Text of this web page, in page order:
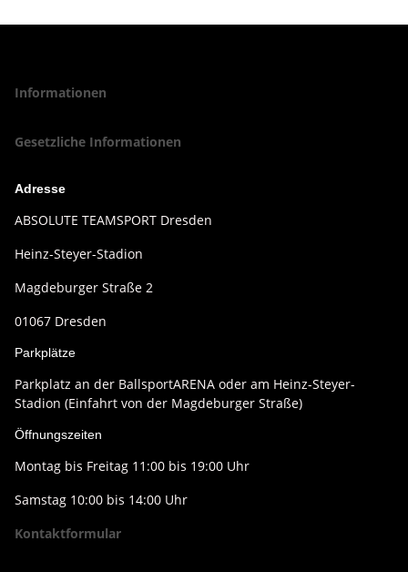
Informationen
Gesetzliche Informationen
Adresse
ABSOLUTE TEAMSPORT Dresden
Heinz-Steyer-Stadion
Magdeburger Straße 2
01067 Dresden
Parkplätze
Parkplatz an der BallsportARENA oder am Heinz-Steyer-
Stadion (Einfahrt von der Magdeburger Straße)
Öffnungszeiten
Montag bis Freitag 11:00 bis 19:00 Uhr
Samstag 10:00 bis 14:00 Uhr
Kontaktformular